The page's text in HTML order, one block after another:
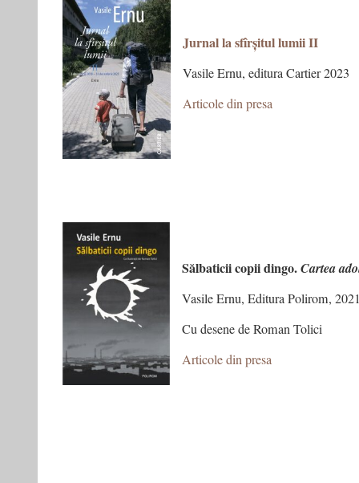
Jurnal la sfîrșitul lumii II
Vasile Ernu, editura Cartier 2023
Articole din presa
Sălbaticii copii dingo.Cartea
Vasile Ernu, Editura Polirom,
Cu desene de Roman Tolici
Articole din presa